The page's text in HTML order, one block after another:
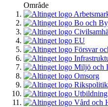
Område
Bo och
EU
Försvar
Miljö och
Omsorg
Rikspolitik
Utbildning
Vård och